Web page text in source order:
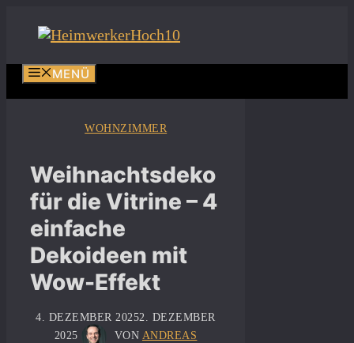
Inhalt
MENÜ
WOHNZIMMER
Weihnachtsdeko
für die Vitrine – 4
einfache
Dekoideen mit
Wow-Effekt
4. DEZEMBER 20252. DEZEMBER
2025
VON ANDREAS